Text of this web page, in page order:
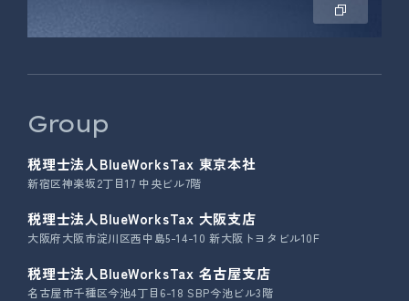
Group
税理士法人BlueWorksTax 東京本社
新宿区神楽坂2丁目17 中央ビル7階
税理士法人BlueWorksTax 大阪支店
大阪府大阪市淀川区西中島5-14-10 新大阪トヨタビル10F
税理士法人BlueWorksTax 名古屋支店
名古屋市千種区今池4丁目6-18 SBP今池ビル3階